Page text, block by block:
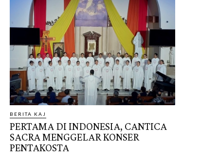
BERITA KAJ
PERTAMA DI INDONESIA, CANTICA
SACRA MENGGELAR KONSER
PENTAKOSTA